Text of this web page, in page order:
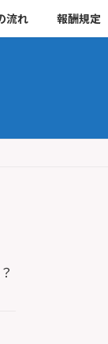
流れ 報酬規定